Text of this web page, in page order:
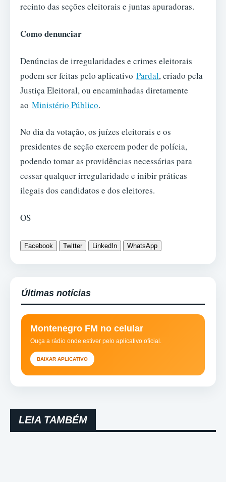
recinto das seções eleitorais e juntas apuradoras.
Como denunciar
Denúncias de irregularidades e crimes eleitorais
podem ser feitas pelo aplicativo Pardal, criado pela
Justiça Eleitoral, ou encaminhadas diretamente
ao Ministério Público.
No dia da votação, os juízes eleitorais e os
presidentes de seção exercem poder de polícia,
podendo tomar as providências necessárias para
cessar qualquer irregularidade e inibir práticas
ilegais dos candidatos e dos eleitores.
OS
Facebook Twitter LinkedIn WhatsApp
Últimas notícias
Montenegro FM no celular
Ouça a rádio onde estiver pelo aplicativo oficial.
BAIXAR APLICATIVO
LEIA TAMBÉM